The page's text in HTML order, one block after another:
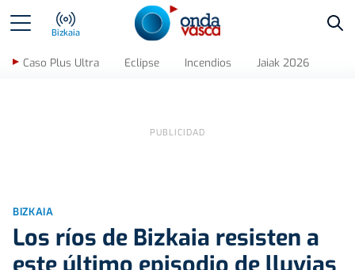
Bizkaia
Caso Plus Ultra Eclipse Incendios Jaiak 2026
BIZKAIA
Los ríos de Bizkaia resisten a